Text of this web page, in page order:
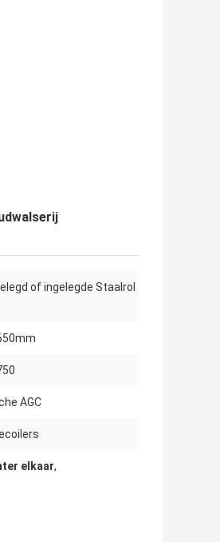
of ingelegde Staalrol
AGC
elkaar,